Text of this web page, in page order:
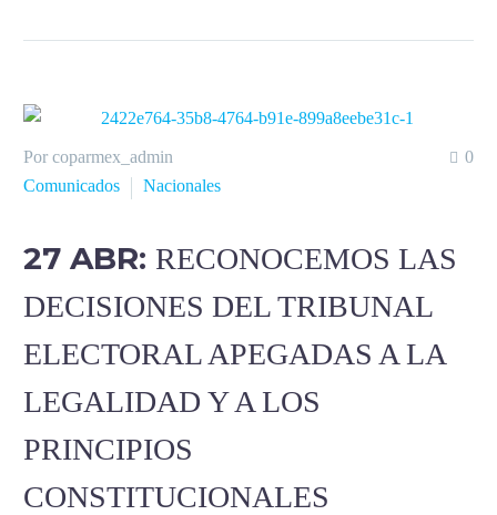
0
Por coparmex_admin
Comunicados
Nacionales
27 ABR: RECONOCEMOS LAS
DECISIONES DEL TRIBUNAL
ELECTORAL APEGADAS A LA
LEGALIDAD Y A LOS
PRINCIPIOS
CONSTITUCIONALES